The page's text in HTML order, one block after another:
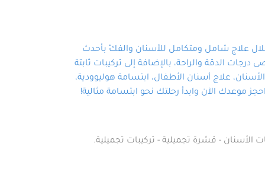
علاج شامل ومتكامل للأسنان والفكّ بأحدث
الدقة والراحة، بالإضافة إلى تركيبات ثابتة
علاج أسنان الأطفال، ابتسامة هوليوودية،
موعدك الآن وابدأ رحلتك نحو ابتسامة مثالية!
الأسنان - قشرة تجميلية - تركيبات تجميلية.